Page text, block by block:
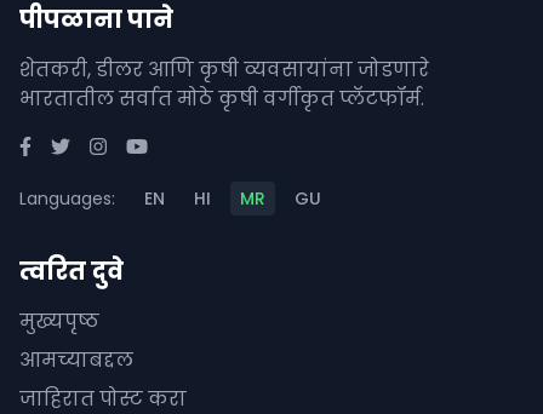
पीपळाना पाने
शेतकरी, डीलर आणि कृषी व्यवसायांना जोडणारे
भारतातील सर्वात मोठे कृषी वर्गीकृत प्लॅटफॉर्म.
Languages: EN HI MR GU
त्वरित दुवे
मुख्यपृष्ठ
आमच्याबद्दल
जाहिरात पोस्ट करा